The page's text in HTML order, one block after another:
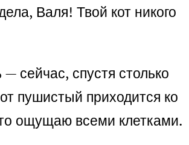
Валя! Твой кот никого
сейчас, спустя столько
пушистый приходится ко
ощущаю всеми клетками.